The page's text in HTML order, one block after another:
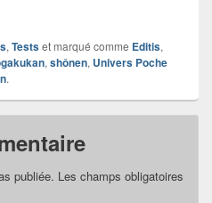
,Testset marqué comme Editis,
,shônen, Univers Poche
.
publiée. Les champs obligatoires